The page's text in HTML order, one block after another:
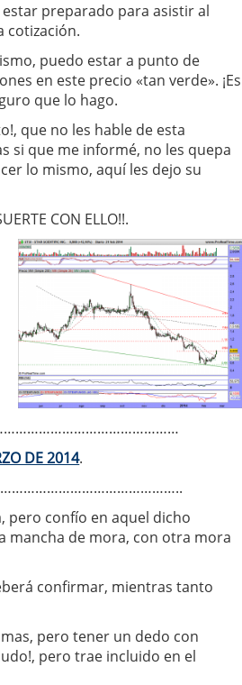
preparado para asistir al
cotización.
puedo estar a punto de
en este precio «tan verde». ¡Es
que lo hago.
que no les hable de esta
si que me informé, no les quepa
lo mismo, aquí les dejo su
CON ELLO!!.
DE 2014.
pero confío en aquel dicho
mancha de mora, con otra mora
confirmar, mientras tanto
pero tener un dedo con
pero trae incluido en el